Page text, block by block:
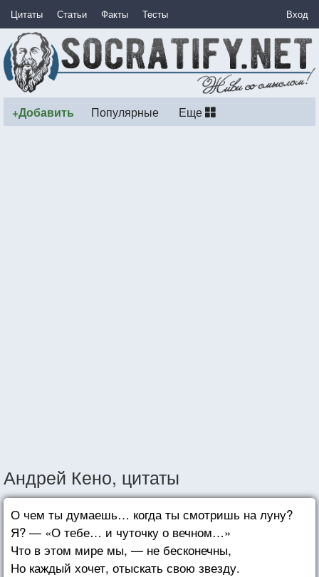
Цитаты Статьи Факты Тесты Вход
+Добавить Популярные Еще
Андрей Кено, цитаты
О чем ты думаешь… когда ты смотришь на луну?
Я? — «О тебе… и чуточку о вечном…»
Что в этом мире мы, — не бесконечны,
Но каждый хочет, отыскать свою звезду.